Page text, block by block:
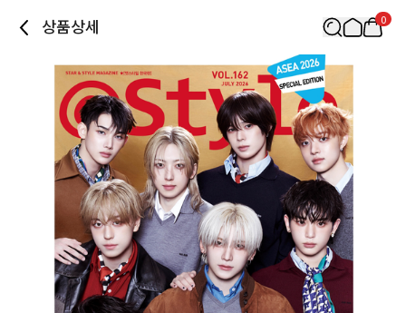
상품상세 0